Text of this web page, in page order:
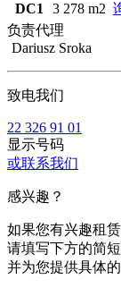
DC1
3 278 m2
负责代理
Dariusz Sroka
致电我们
22 326 91 01
显示号码
或联系我们
感兴趣？
如果您有兴趣租赁
请填写下方的简
并为您提供具体